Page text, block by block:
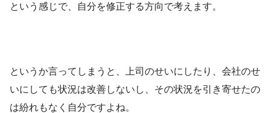
という感じで、自分を修正する方向で考えます。
というか言ってしまうと、上司のせいにしたり、会社のせ
いにしても状況は改善しないし、その状況を引き寄せたの
は紛れもなく自分ですよね。